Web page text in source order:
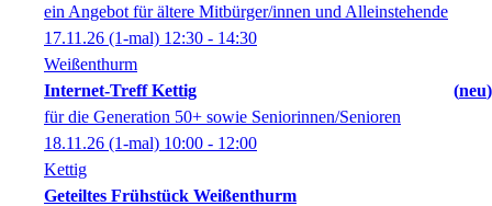
ein Angebot für ältere Mitbürger/innen und Alleinstehende
17.11.26 (1-mal) 12:30 - 14:30
Weißenthurm
Internet-Treff Kettig
neu
für die Generation 50+ sowie Seniorinnen/Senioren
18.11.26 (1-mal) 10:00 - 12:00
Kettig
Geteiltes Frühstück Weißenthurm